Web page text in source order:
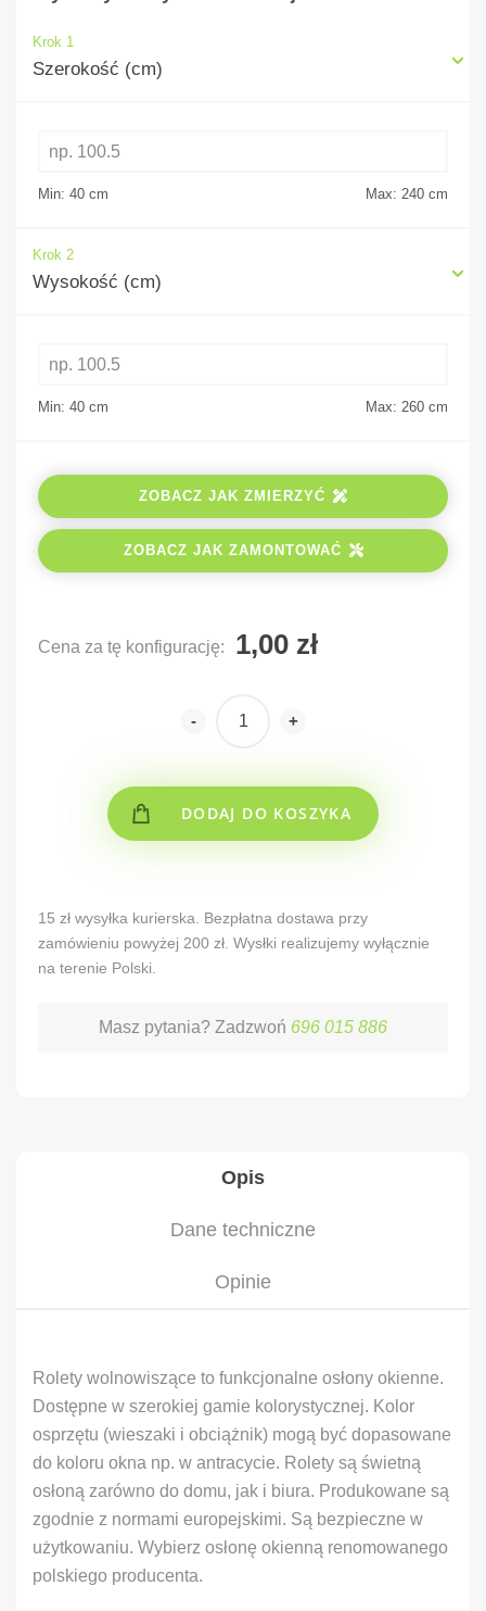
Krok 1
Szerokość (cm)
Min: 40 cm Max: 240 cm
Krok 2
Wysokość (cm)
Min: 40 cm Max: 260 cm
ZOBACZ JAK ZMIERZYĆ
ZOBACZ JAK ZAMONTOWAĆ
Cena za tę konfigurację:
- +
DODAJ DO KOSZYKA
15 zł wysyłka kurierska. Bezpłatna dostawa przy
zamówieniu powyżej 200 zł. Wysłki realizujemy wyłącznie
na terenie Polski.
Masz pytania? Zadzwoń 696 015 886
Opis
Dane techniczne
Opinie
Rolety wolnowiszące to funkcjonalne osłony okienne.
Dostępne w szerokiej gamie kolorystycznej. Kolor
osprzętu (wieszaki i obciążnik) mogą być dopasowane
do koloru okna np. w antracycie. Rolety są świetną
osłoną zarówno do domu, jak i biura. Produkowane są
zgodnie z normami europejskimi. Są bezpieczne w
użytkowaniu. Wybierz osłonę okienną renomowanego
polskiego producenta.